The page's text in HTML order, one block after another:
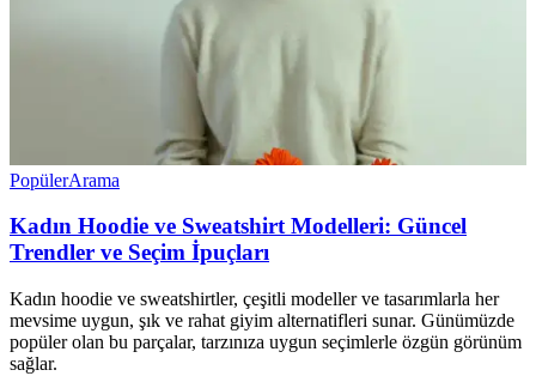
PopülerArama
Kadın Hoodie ve Sweatshirt Modelleri: Güncel
Trendler ve Seçim İpuçları
Kadın hoodie ve sweatshirtler, çeşitli modeller ve tasarımlarla her
mevsime uygun, şık ve rahat giyim alternatifleri sunar. Günümüzde
popüler olan bu parçalar, tarzınıza uygun seçimlerle özgün görünüm
sağlar.